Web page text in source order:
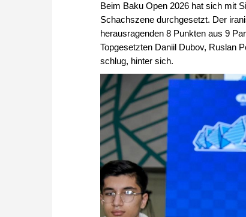
Beim Baku Open 2026 hat sich mit
Schachszene durchgesetzt. Der
herausragenden 8 Punkten aus 9
Topgesetzten Daniil Dubov, Ruslan
schlug, hinter sich.